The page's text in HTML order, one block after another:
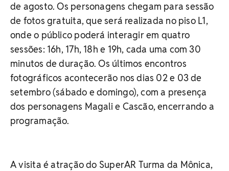
de agosto. Os personagens chegam para sessão
de fotos gratuita, que será realizada no piso L1,
onde o público poderá interagir em quatro
sessões: 16h, 17h, 18h e 19h, cada uma com 30
minutos de duração. Os últimos encontros
fotográficos acontecerão nos dias 02 e 03 de
setembro (sábado e domingo), com a presença
dos personagens Magali e Cascão, encerrando a
programação.
A visita é atração do SuperAR Turma da Mônica,